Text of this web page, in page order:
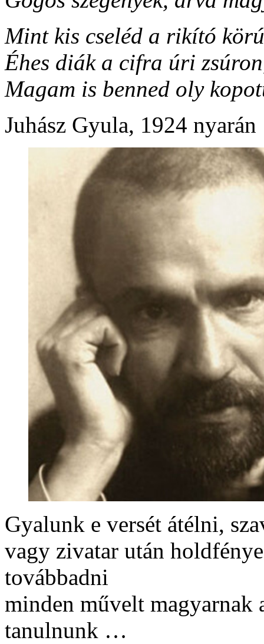
Mint kis cseléd a rikító
Éhes diák a cifra úri
Magam is benned oly
Juhász Gyula, 1924 nyarán
Gyalunk e versét átélni,
vagy zivatar után
továbbadni
minden művelt
tanulnunk …